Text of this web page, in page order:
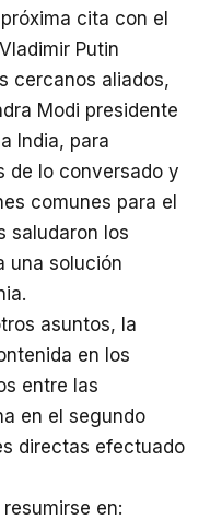
cita con el
Putin
cercanos aliados,
Modi presidente
India, para
de lo conversado y
comunes para el
saludaron los
una solución
asuntos, la
en los
entre las
en el segundo
directas efectuado
en: